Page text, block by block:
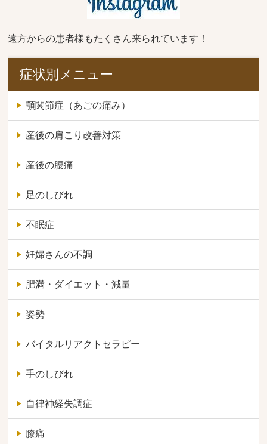
遠方からの患者様もたくさん来られています！
症状別メニュー
顎関節症（あごの痛み）
産後の肩こり改善対策
産後の腰痛
足のしびれ
不眠症
妊婦さんの不調
肥満・ダイエット・減量
姿勢
バイタルリアクトセラピー
手のしびれ
自律神経失調症
膝痛